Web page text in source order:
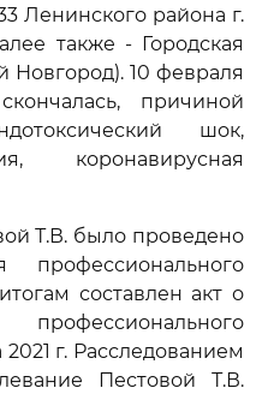
Ленинского района г.
также - Городская
Новгород). 10 февраля
причиной
шок,
коронавирусная
Т.В. было проведено
профессионального
составлен акт о
г. Расследованием
Пестовой Т.В.